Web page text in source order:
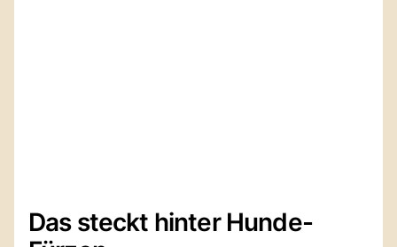
Das steckt hinter Hunde-